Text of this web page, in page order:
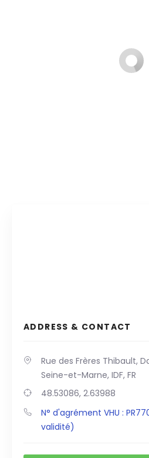
ADDRESS & CONTACT
Rue des Frères Thibault,
Seine-et-Marne, IDF, FR
48.53086, 2.63988
N° d'agrément VHU :
validité)